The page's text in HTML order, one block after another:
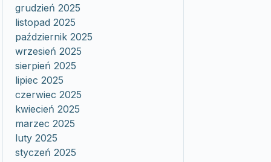
grudzień 2025
listopad 2025
październik 2025
wrzesień 2025
sierpień 2025
lipiec 2025
czerwiec 2025
kwiecień 2025
marzec 2025
luty 2025
styczeń 2025